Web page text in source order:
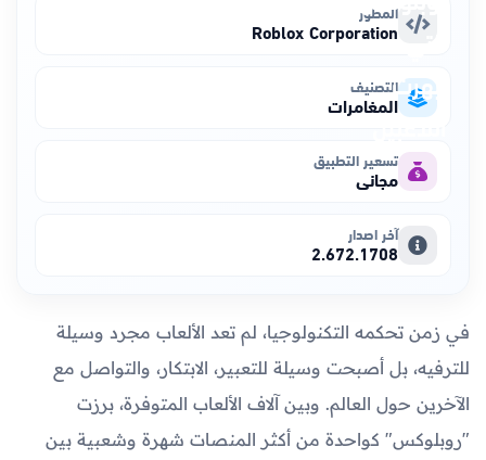
المطور
Roblox Corporation
التصنيف
المغامرات
تسعير التطبيق
مجاني
آخر اصدار
2.672.1708
في زمن تحكمه التكنولوجيا، لم تعد الألعاب مجرد وسيلة
للترفيه، بل أصبحت وسيلة للتعبير، الابتكار، والتواصل مع
الآخرين حول العالم. وبين آلاف الألعاب المتوفرة، برزت
"روبلوكس" كواحدة من أكثر المنصات شهرة وشعبية بين